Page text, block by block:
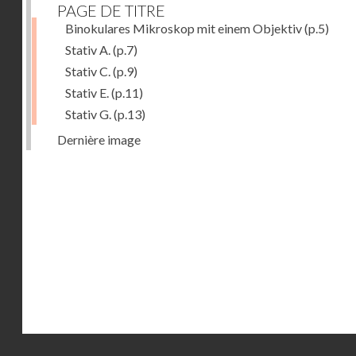
PAGE DE TITRE
Binokulares Mikroskop mit einem Objektiv(p.5)
Stativ A. (p.7)
Stativ C. (p.9)
Stativ E. (p.11)
Stativ G. (p.13)
Dernière image